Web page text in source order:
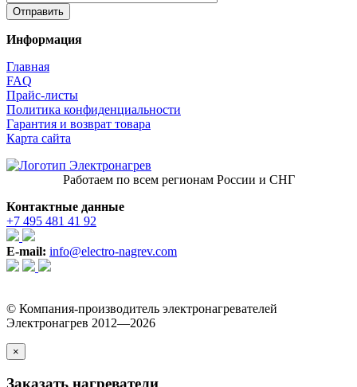
Информация
Главная
FAQ
Прайс-листы
Политика конфиденциальности
Гарантия и возврат товара
Карта сайта
Работаем по всем регионам России и СНГ
Контактные данные
+7 495 481 41 92
E-mail: info@electro-nagrev.com
© Компания-производитель электронагревателей
Электронагрев 2012—2026
×
Заказать нагреватели